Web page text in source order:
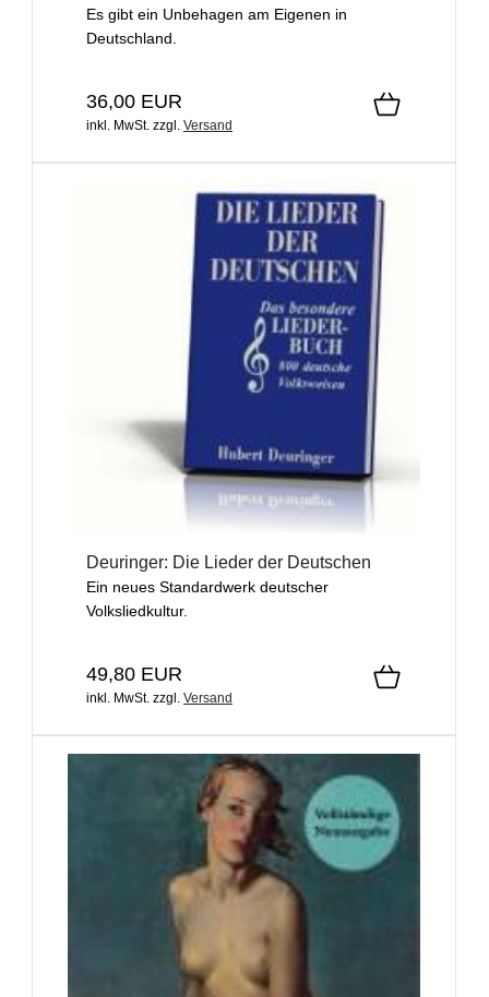
Es gibt ein Unbehagen am Eigenen in
Deutschland.
36,00 EUR
inkl. MwSt. zzgl. Versand
Deuringer: Die Lieder der Deutschen
Ein neues Standardwerk deutscher
Volksliedkultur.
49,80 EUR
inkl. MwSt. zzgl. Versand